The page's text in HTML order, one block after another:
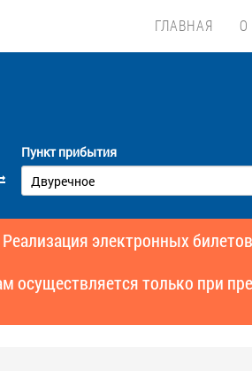
ГЛАВНАЯ О
Пункт прибытия
электронных
осуществляется только при